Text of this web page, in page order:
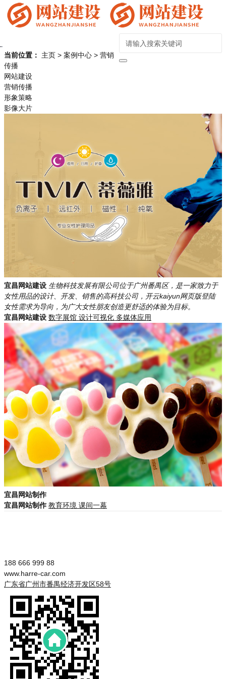
当前位置： 主页 > 案例中心 > 营销
传播
网站建设
营销传播
形象策略
影像大片
宜昌网站建设 生物科技发展有限公司位于广州番禺区，是一家致力于
女性用品的设计、开发、销售的高科技公司，开云kaiyun网页版登陆
女性需求为导向，为广大女性朋友创造更舒适的体验为目标。
宜昌网站建设 数字展馆 设计可视化 多媒体应用
宜昌网站制作
宜昌网站制作 教育环境 课间一幕
188 666 999 88
www.harre-car.com
广东省广州市番禺经济开发区58号